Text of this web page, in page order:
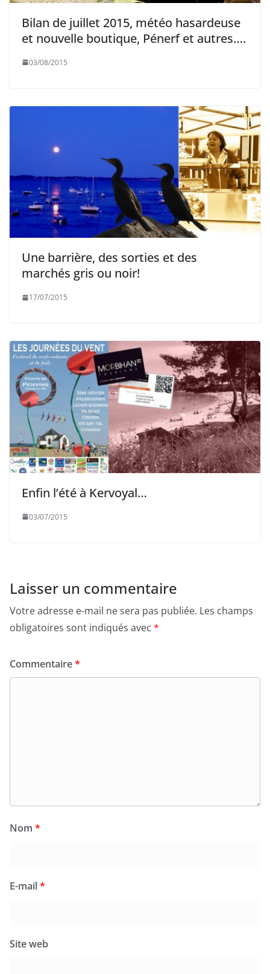
Bilan de juillet 2015, météo hasardeuse
et nouvelle boutique, Pénerf et autres….
03/08/2015
Une barrière, des sorties et des
marchés gris ou noir!
17/07/2015
Enfin l’été à Kervoyal…
03/07/2015
Laisser un commentaire
Votre adresse e-mail ne sera pas publiée. Les champs
obligatoires sont indiqués avec *
Commentaire*
Nom *
E-mail*
Site web